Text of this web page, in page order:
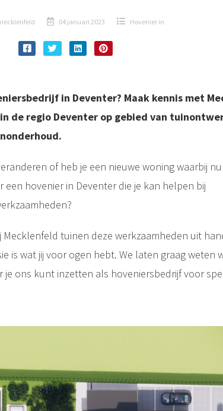
04 januari 2023 Hovenier in
in Deventer? Maak kennis met
de regio Deventer op gebied van
of heb je een nieuwe woning waarbij
een hovenier in Deventer die je kan helpen bij
tuinen deze werkzaamheden uit
is wat jij voor ogen hebt. We laten graag weten
je ons kunt inzetten als hoveniersbedrijf voor